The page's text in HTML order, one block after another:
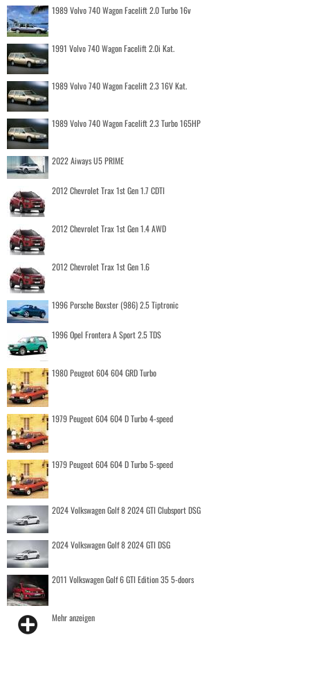
1989 Volvo 740 Wagon Facelift 2.0 Turbo 16v
1991 Volvo 740 Wagon Facelift 2.0i Kat.
1989 Volvo 740 Wagon Facelift 2.3 16V Kat.
1989 Volvo 740 Wagon Facelift 2.3 Turbo 165HP
2022 Aiways U5 PRIME
2012 Chevrolet Trax 1st Gen 1.7 CDTI
2012 Chevrolet Trax 1st Gen 1.4 AWD
2012 Chevrolet Trax 1st Gen 1.6
1996 Porsche Boxster (986) 2.5 Tiptronic
1996 Opel Frontera A Sport 2.5 TDS
1980 Peugeot 604 604 GRD Turbo
1979 Peugeot 604 604 D Turbo 4-speed
1979 Peugeot 604 604 D Turbo 5-speed
2024 Volkswagen Golf 8 2024 GTI Clubsport DSG
2024 Volkswagen Golf 8 2024 GTI DSG
2011 Volkswagen Golf 6 GTI Edition 35 5-doors
Mehr anzeigen